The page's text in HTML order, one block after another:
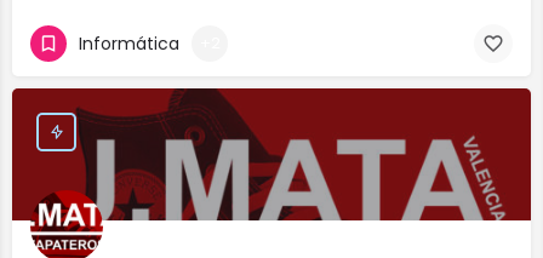
Informática